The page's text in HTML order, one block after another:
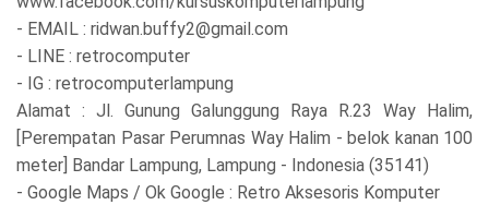
- EMAIL : ridwan.buffy2@gmail.com
- LINE : retrocomputer
- IG : retrocomputerlampung
Alamat : Jl. Gunung Galunggung Raya R.23 Way Halim,
[Perempatan Pasar Perumnas Way Halim - belok kanan 100
meter] Bandar Lampung, Lampung - Indonesia (35141)
- Google Maps / Ok Google : Retro Aksesoris Komputer